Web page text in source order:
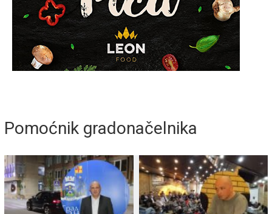
Pomoćnik gradonačelnika